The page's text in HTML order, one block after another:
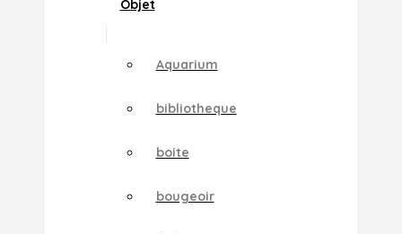
Objet
Aquarium
bibliotheque
boite
bougeoir